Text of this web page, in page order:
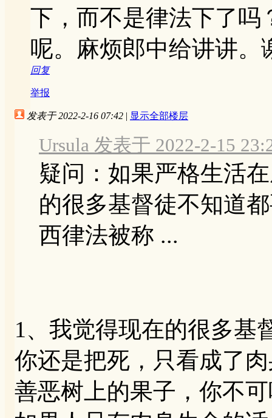
下，而不是律法下了吗
呢。麻烦郎中给讲讲。
回复
举报
发表于 2022-2-16 07:42 | 显示全部楼层
Ursula 发表于 2022-2-15
疑问：如果严格生活
的很多基督徒不知道
西律法被称 ...
1、我觉得现在的很多基
你还是把死，只看成了
善恶树上的果子，你不